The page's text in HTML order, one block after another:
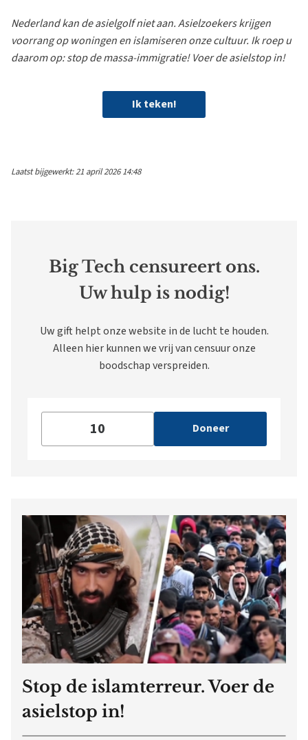
Nederland kan de asielgolf niet aan. Asielzoekers krijgen
voorrang op woningen en islamiseren onze cultuur. Ik roep u
daarom op: stop de massa-immigratie! Voer de asielstop in!
Ik teken!
Laatst bijgewerkt: 21 april 2026 14:48
Big Tech censureert ons.
Uw hulp is nodig!
Uw gift helpt onze website in de lucht te houden.
Alleen hier kunnen we vrij van censuur onze
boodschap verspreiden.
Doneer
Stop de islamterreur. Voer de
asielstop in!